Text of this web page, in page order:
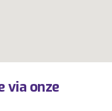
via onze